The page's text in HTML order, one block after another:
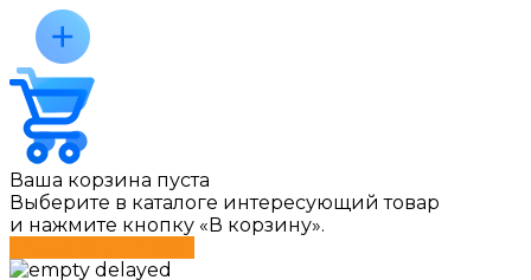
Ваша корзина пуста
Выберите в каталоге интересующий товар
и нажмите кнопку «В корзину».